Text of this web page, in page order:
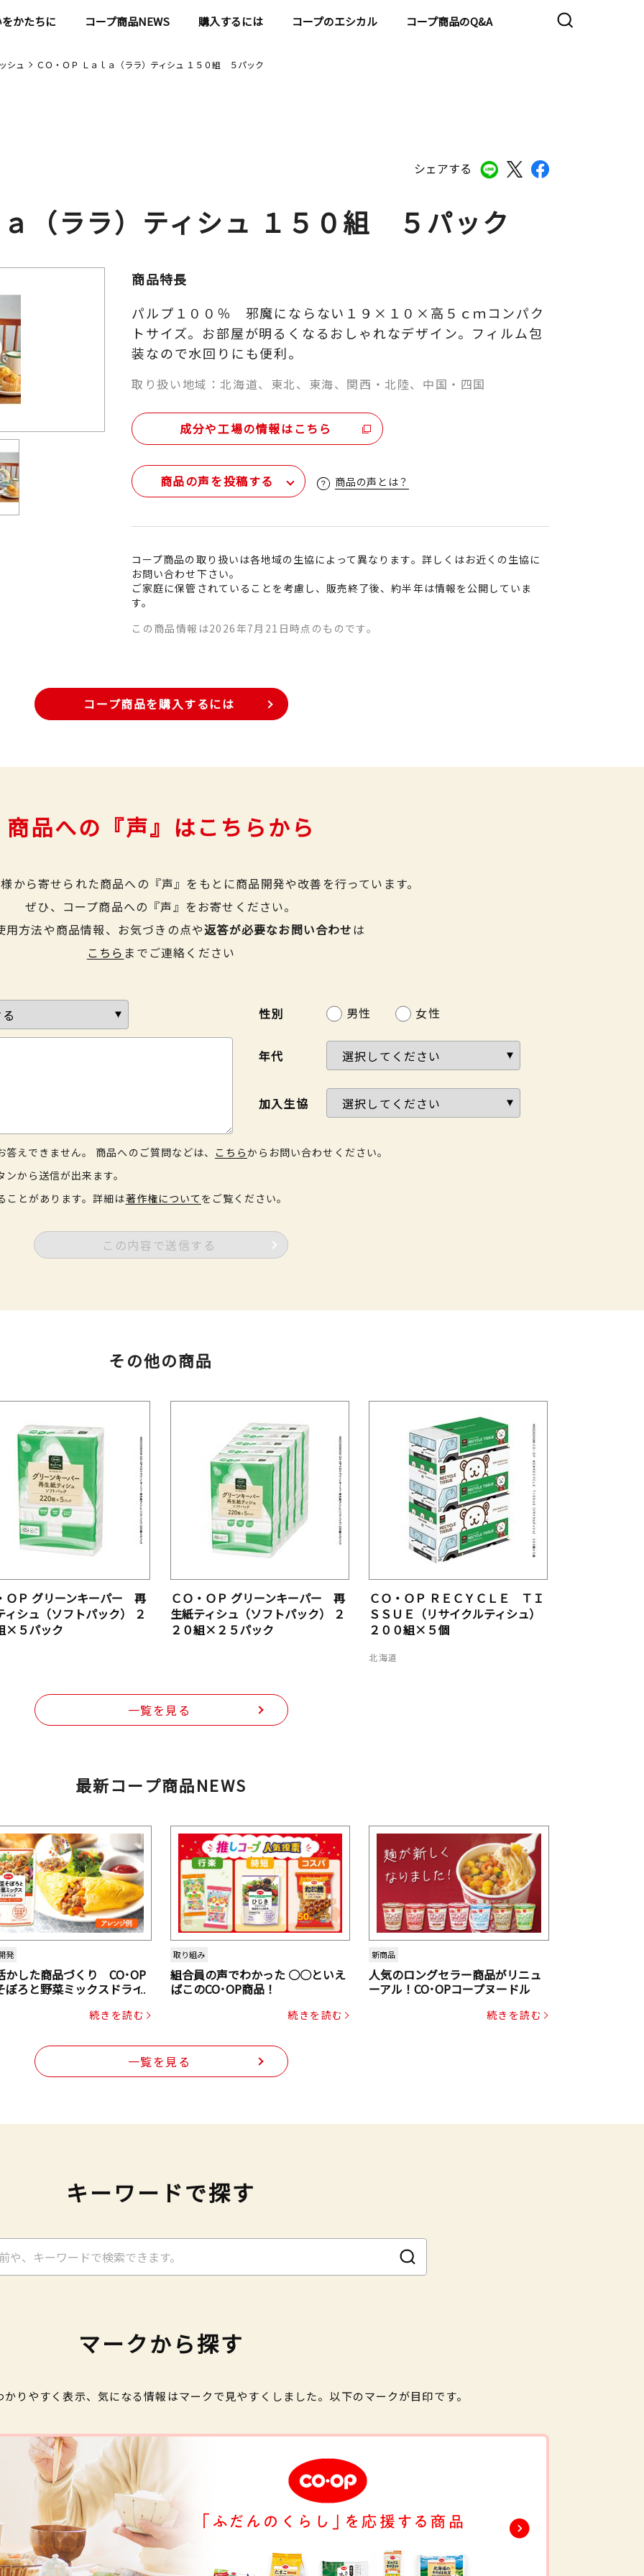
かたちに コープ商品NEWS 購入するには コープのエシカル コープ商品のQ&A
シュ ＣＯ・ＯＰ Ｌａｌａ（ララ）ティシュ １５０組 ５パック
シェアする
（ララ）ティシュ １５０組 ５パック
商品特長
パルプ１００％ 邪魔にならない１９×１０×高５ｃｍコンパク
トサイズ。お部屋が明るくなるおしゃれなデザイン。フィルム包
装なので水回りにも便利。
取り扱い地域：北海道、東北、東海、関西・北陸、中国・四国
成分や工場の情報はこちら
商品の声を投稿する 商品の声とは？
コープ商品の取り扱いは各地域の生協によって異なります。詳しくはお近くの生協に
お問い合わせ下さい。
ご家庭に保管されていることを考慮し、販売終了後、約半年は情報を公開していま
す。
この商品情報は2026年7月21日時点のものです。
コープ商品を購入するには
商品への『声』はこちらから
から寄せられた商品への『声』をもとに商品開発や改善を行っています。
ぜひ、コープ商品への『声』をお寄せください。
用方法や商品情報、お気づきの点や返答が必要なお問い合わせは
こちら までご連絡ください
性別 男性 女性
年代
加入生協
えできません。 商品へのご質問などは、 こちらからお問い合わせください。
から送信が出来ます。
とがあります。詳細は著作権について をご覧ください。
この内容で送信する
その他の商品
ＯＰ グリーンキーパー 再
ィシュ（ソフトパック） ２
×５パック
ＣＯ・ＯＰ グリーンキーパー 再
生紙ティシュ（ソフトパック） ２
２０組×２５パック
ＣＯ・ＯＰ ＲＥＣＹＣＬＥ ＴＩ
ＳＳＵＥ（リサイクルティシュ）
２００組×５個
北海道
一覧を見る
最新コープ商品NEWS
発
かした商品づくり CO･OP
ぼろと野菜ミックスドライ
続きを読む
取り組み
組合員の声でわかった ○○といえ
ばこのCO･OP商品！
続きを読む
新商品
人気のロングセラー商品がリニュ
ーアル！CO･OPコープヌードル
続きを読む
一覧を見る
キーワードで探す
マークから探す
りやすく表示、気になる情報はマークで見やすくしました。以下のマークが目印です。